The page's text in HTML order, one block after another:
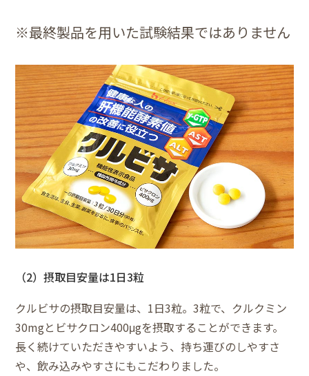
※最終製品を用いた試験結果ではありません
（2）摂取目安量は1日3粒
クルビサの摂取目安量は、1日3粒。3粒で、クルクミン
30mgとビサクロン400μgを摂取することができます。
長く続けていただきやすいよう、持ち運びのしやすさ
や、飲み込みやすさにもこだわりました。